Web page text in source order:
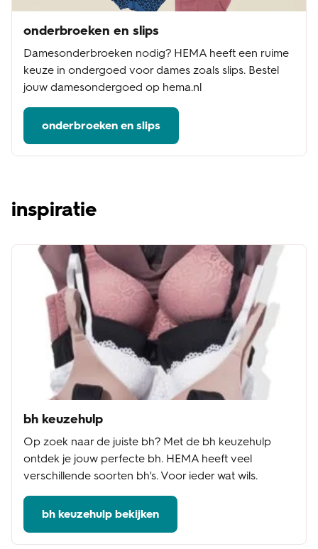
onderbroeken en slips
Damesonderbroeken nodig? HEMA heeft een ruime
keuze in ondergoed voor dames zoals slips. Bestel
jouw damesondergoed op hema.nl
onderbroeken en slips
inspiratie
bh keuzehulp
Op zoek naar de juiste bh? Met de bh keuzehulp
ontdek je jouw perfecte bh. HEMA heeft veel
verschillende soorten bh's. Voor ieder wat wils.
bh keuzehulp bekijken